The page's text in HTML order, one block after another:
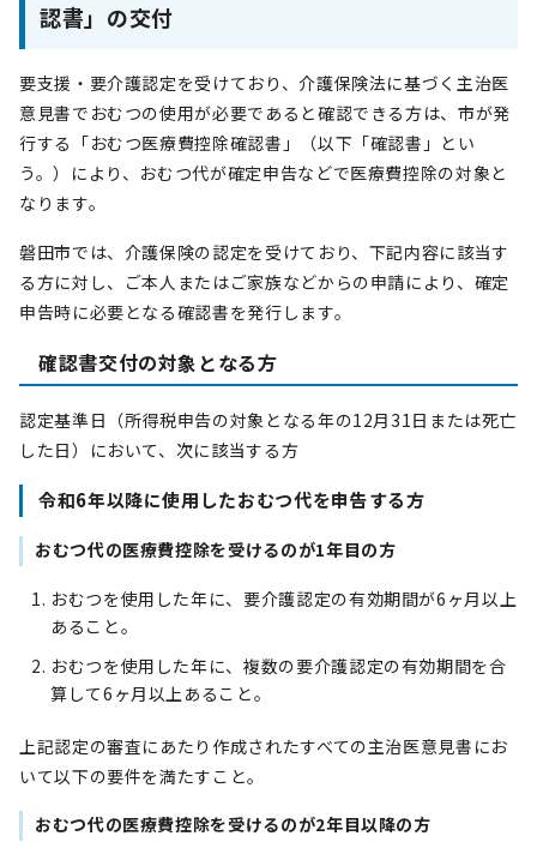
認書」の交付
要支援・要介護認定を受けており、介護保険法に基づく主治医
意見書でおむつの使用が必要であると確認できる方は、市が発
行する「おむつ医療費控除確認書」（以下「確認書」とい
う。）により、おむつ代が確定申告などで医療費控除の対象と
なります。
磐田市では、介護保険の認定を受けており、下記内容に該当す
る方に対し、ご本人またはご家族などからの申請により、確定
申告時に必要となる確認書を発行します。
確認書交付の対象となる方
認定基準日（所得税申告の対象となる年の12月31日または死亡
した日）において、次に該当する方
令和6年以降に使用したおむつ代を申告する方
おむつ代の医療費控除を受けるのが1年目の方
おむつを使用した年に、要介護認定の有効期間が6ヶ月以上
あること。
おむつを使用した年に、複数の要介護認定の有効期間を合
算して6ヶ月以上あること。
上記認定の審査にあたり作成されたすべての主治医意見書にお
いて以下の要件を満たすこと。
おむつ代の医療費控除を受けるのが2年目以降の方